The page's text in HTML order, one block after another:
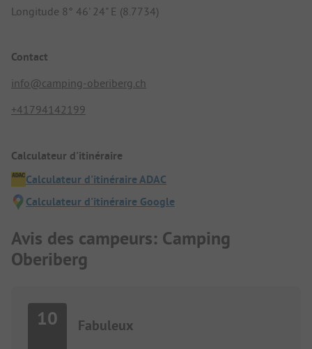
Longitude 8° 46' 24" E (8.7734)
Contact
info@camping-oberiberg.ch
+41794142199
Calculateur d'itinéraire
Calculateur d'itinéraire ADAC
Calculateur d'itinéraire Google
Avis des campeurs: Camping
Oberiberg
10 Fabuleux